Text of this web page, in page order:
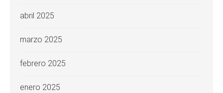
abril 2025
marzo 2025
febrero 2025
enero 2025